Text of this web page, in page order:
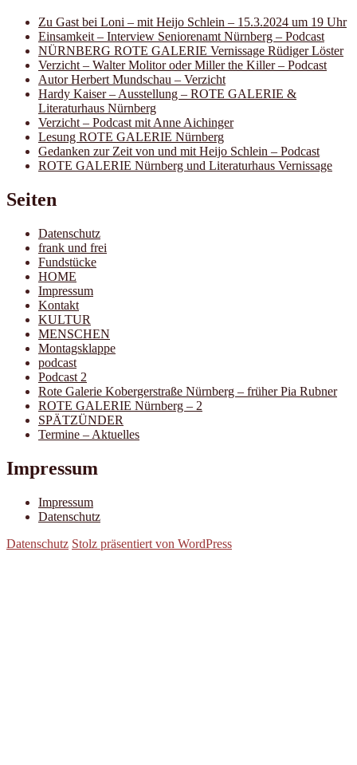
Zu Gast bei Loni – mit Heijo Schlein – 15.3.2024 um 19 Uhr
Einsamkeit – Interview Seniorenamt Nürnberg – Podcast
NÜRNBERG ROTE GALERIE Vernissage Rüdiger Löster
Verzicht – Walter Molitor oder Miller the Killer – Podcast
Autor Herbert Mundschau – Verzicht
Hardy Kaiser – Ausstellung – ROTE GALERIE &
Literaturhaus Nürnberg
Verzicht – Podcast mit Anne Aichinger
Lesung ROTE GALERIE Nürnberg
Gedanken zur Zeit von und mit Heijo Schlein – Podcast
ROTE GALERIE Nürnberg und Literaturhaus Vernissage
Seiten
Datenschutz
frank und frei
Fundstücke
HOME
Impressum
Kontakt
KULTUR
MENSCHEN
Montagsklappe
podcast
Podcast 2
Rote Galerie Kobergerstraße Nürnberg – früher Pia Rubner
ROTE GALERIE Nürnberg – 2
SPÄTZÜNDER
Termine – Aktuelles
Impressum
Impressum
Datenschutz
Datenschutz Stolz präsentiert von WordPress